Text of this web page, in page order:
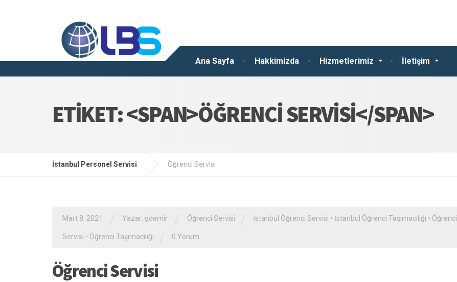
Ana Sayfa Hakkimizda Hizmetlerimiz İletişim
ETIKET: <SPAN>ÖĞRENCI SERVISI</SPAN>
İstanbul Personel Servisi Öğrenci Servisi
Mart 8, 2021 Yazar: gdemir Öğrenci Servisi İstanbul Öğrenci Servisi • İstanbul Öğrenci Taşımacılığı • Öğrenci
Servisi • Öğrenci Taşımacılığı 0 Yorum
Öğrenci Servisi